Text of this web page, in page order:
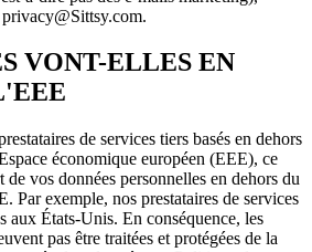
VONT-ELLES EN
de services tiers basés en dehors
économique européen (EEE), ce
vos données personnelles en dehors du
Par exemple, nos prestataires de services
aux États-Unis. En conséquence, les
pas être traitées et protégées de la